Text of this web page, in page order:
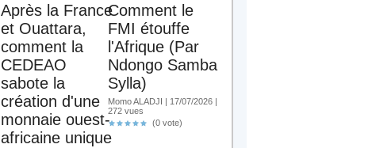
Après la France
et Ouattara,
comment la
CEDEAO
sabote la
création d'une
monnaie ouest-
africaine unique
Comment le
FMI étouffe
l'Afrique (Par
Ndongo Samba
Sylla)
Momo ALADJI | 17/07/2026 |
272 vues
(0 vote)